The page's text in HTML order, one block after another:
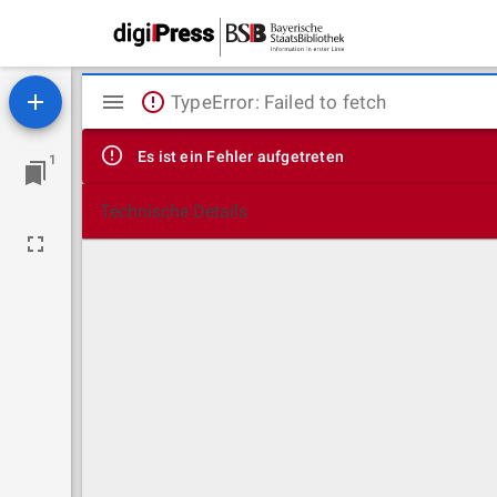
1
Mirador
Viewer
TypeError: Failed to fetch
Es ist ein Fehler aufgetreten
Technische Details